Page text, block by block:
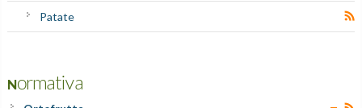
Patate
Normativa